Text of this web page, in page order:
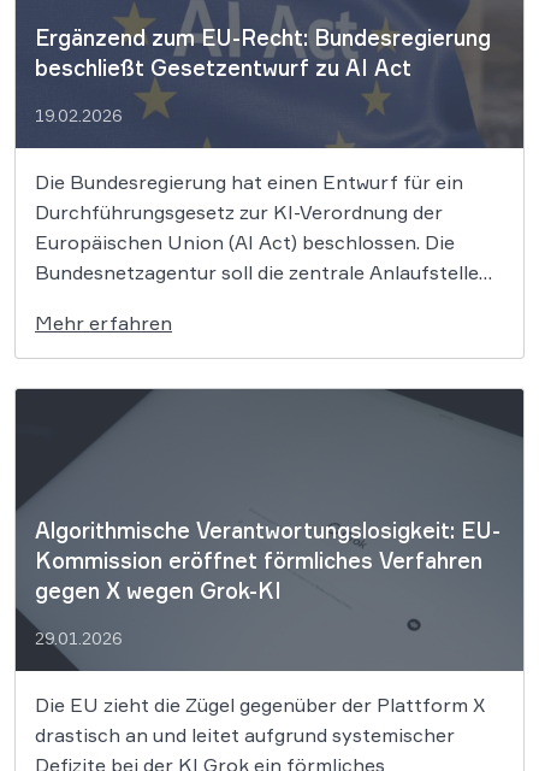
Ergänzend zum EU-Recht: Bundesregierung
beschließt Gesetzentwurf zu AI Act
19.02.2026
Die Bundesregierung hat einen Entwurf für ein
Durchführungsgesetz zur KI-Verordnung der
Europäischen Union (AI Act) beschlossen. Die
Bundesnetzagentur soll die zentrale Anlaufstelle
Intelligenz zu überwachen. Der AI Act gilt bereits
großteilig auf EU-Ebene, doch in Deutschland fehlt
bislang die flankierende Gesetzgebung. Eigentlich
hätte Deutschland […]
Mehr erfahren
Algorithmische Verantwortungslosigkeit: EU-
Kommission eröffnet förmliches Verfahren
gegen X wegen Grok-KI
29.01.2026
Die EU zieht die Zügel gegenüber der Plattform X
drastisch an und leitet aufgrund systemischer
Defizite bei der KI Grok ein förmliches